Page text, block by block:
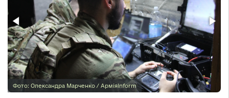
Фото: Олександра Марченко / АрміяInform